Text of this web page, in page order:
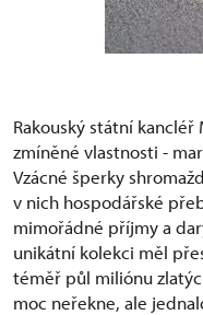
Rakouský státní
zmíněné vlastnosti -
Vzácné šperky
v nich hospodářské
mimořádné příjmy a
unikátní kolekci měl
téměř půl miliónu
moc neřekne, ale